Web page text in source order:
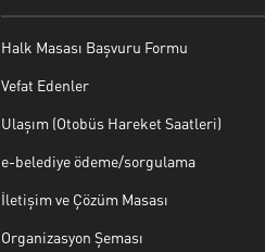
Halk Masası Başvuru Formu
Vefat Edenler
Ulaşım (Otobüs Hareket Saatleri)
e-belediye ödeme/sorgulama
İletişim ve Çözüm Masası
Organizasyon Şeması